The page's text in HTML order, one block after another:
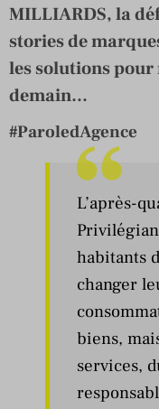
MILLIARDS, la
stories de
les solutions pour
demain...
#ParoledAgence
L’après-
habitants
changer
biens,
services,